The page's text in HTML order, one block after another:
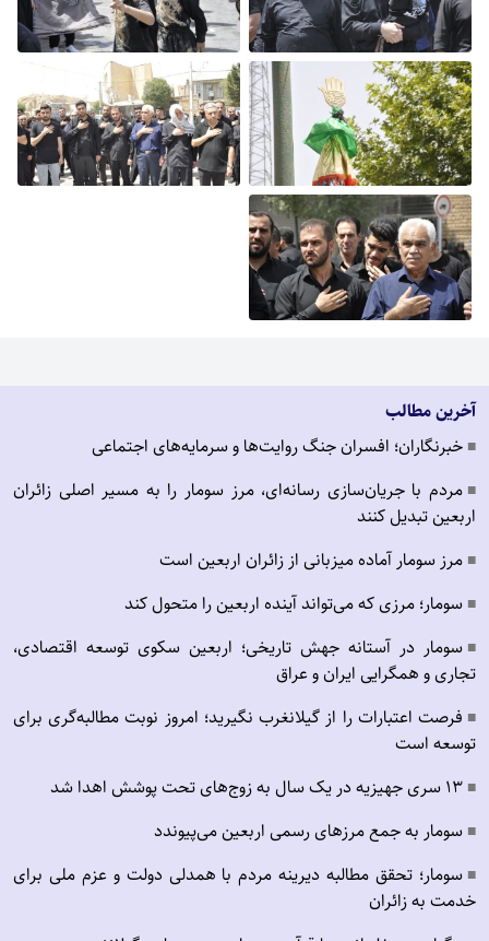
آخرین مطالب
■ خبرنگاران؛ افسران جنگ روایت‌ها و سرمایه‌های اجتماعی
■ مردم با جریان‌سازی رسانه‌ای، مرز سومار را به مسیر اصلی زائران
اربعین تبدیل کنند
■ مرز سومار آماده میزبانی از زائران اربعین است
■ سومار؛ مرزی که می‌تواند آینده اربعین را متحول کند
■ سومار در آستانه جهش تاریخی؛ اربعین سکوی توسعه اقتصادی،
تجاری و همگرایی ایران و عراق
■ فرصت اعتبارات را از گیلانغرب نگیرید؛ امروز نوبت مطالبه‌گری برای
توسعه است
■ ۱۳ سری جهیزیه در یک سال به زوج‌های تحت پوشش اهدا شد
■ سومار به جمع مرزهای رسمی اربعین می‌پیوندد
■ سومار؛ تحقق مطالبه دیرینه مردم با همدلی دولت و عزم ملی برای
خدمت به زائران